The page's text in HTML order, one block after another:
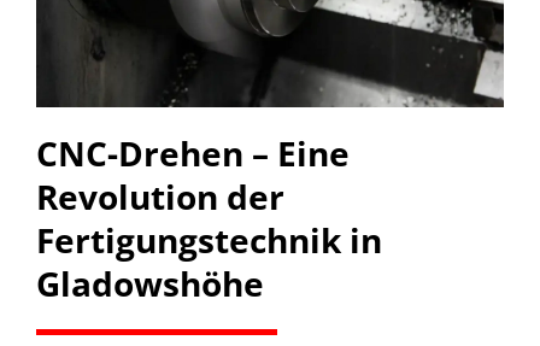
CNC-Drehen – Eine
Revolution der
Fertigungstechnik in
Gladowshöhe